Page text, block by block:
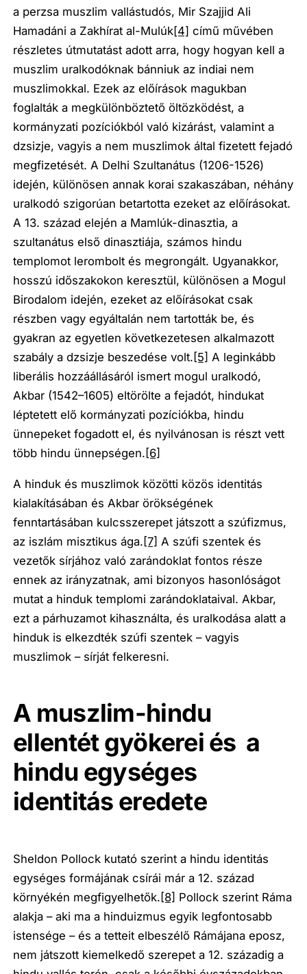
a perzsa muszlim vallástudós, Mir Szajjid Ali
Hamadáni a Zakhírat al-Mulúk[4] című művében
részletes útmutatást adott arra, hogy hogyan kell a
muszlim uralkodóknak bánniuk az indiai nem
muszlimokkal. Ezek az előírások magukban
foglalták a megkülönböztető öltözködést, a
kormányzati pozíciókból való kizárást, valamint a
dzsizje, vagyis a nem muszlimok által fizetett fejadó
megfizetését. A Delhi Szultanátus (1206-1526)
idején, különösen annak korai szakaszában, néhány
uralkodó szigorúan betartotta ezeket az előírásokat.
A 13. század elején a Mamlúk-dinasztia, a
szultanátus első dinasztiája, számos hindu
templomot lerombolt és megrongált. Ugyanakkor,
hosszú időszakokon keresztül, különösen a Mogul
Birodalom idején, ezeket az előírásokat csak
részben vagy egyáltalán nem tartották be, és
gyakran az egyetlen következetesen alkalmazott
szabály a dzsizje beszedése volt. [5] A leginkább
liberális hozzáállásáról ismert mogul uralkodó,
Akbar (1542–1605) eltörölte a fejadót, hindukat
léptetett elő kormányzati pozíciókba, hindu
ünnepeket fogadott el, és nyilvánosan is részt vett
több hindu ünnepségen. [6]
A hinduk és muszlimok közötti közös identitás
kialakításában és Akbar örökségének
fenntartásában kulcsszerepet játszott a szúfizmus,
az iszlám misztikus ága. [7] A szúfi szentek és
vezetők sírjához való zarándoklat fontos része
ennek az irányzatnak, ami bizonyos hasonlóságot
mutat a hinduk templomi zarándoklataival. Akbar,
ezt a párhuzamot kihasználta, és uralkodása alatt a
hinduk is elkezdték szúfi szentek – vagyis
muszlimok – sírját felkeresni.
A muszlim-hindu
ellentét gyökerei és a
hindu egységes
identitás eredete
Sheldon Pollock kutató szerint a hindu identitás
egységes formájának csírái már a 12. század
környékén megfigyelhetők. [8] Pollock szerint Ráma
alakja – aki ma a hinduizmus egyik legfontosabb
istensége – és a tetteit elbeszélő Rámájana eposz,
nem játszott kiemelkedő szerepet a 12. századig a